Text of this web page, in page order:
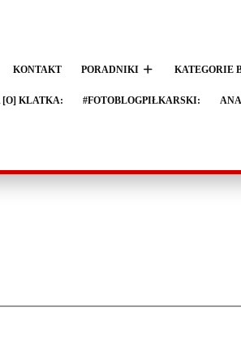
KONTAKT PORADNIKI KATEGORIE
[O] KLATKA: #FOTOBLOGPIŁKARSKI: